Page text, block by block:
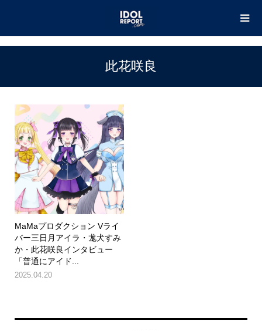
此花咲良
MaMaプロダクション Vライ
バー三日月アイラ・尨犬すみ
か・此花咲良インタビュー
「普通にアイド...
2025.04.20